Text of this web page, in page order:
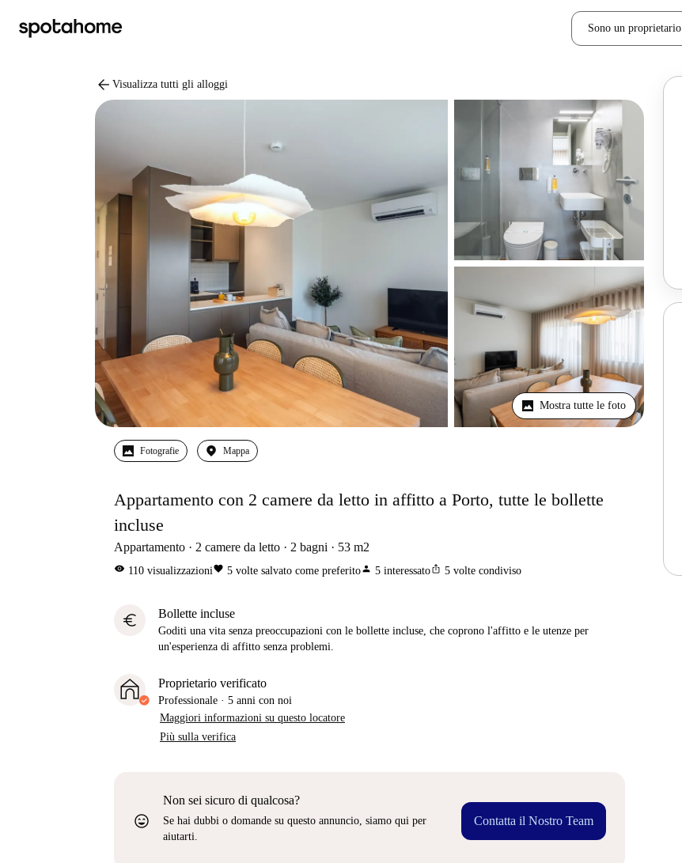
Sono un proprietario
arrow_back Visualizza tutti gli alloggi
Mostra tutte le foto
Fotografie Mappa
Appartamento con 2 camere da letto in affitto a Porto, tutte le bollette
incluse
Appartamento 2 camere da letto 2 bagni 53 m2
visibility 110 visualizzazionifavorite 5 volte salvato come preferitoperson 5 interessatoios_share 5 volte condiviso
euro Bollette incluse
Goditi una vita senza preoccupazioni con le bollette incluse, che coprono l'affitto e le utenze per
un'esperienza di affitto senza problemi.
Proprietario verificato
Professionale · 5 anni con noi
Maggiori informazioni su questo locatore
Più sulla verifica
sentiment_very_satisfied
Non sei sicuro di qualcosa?
Se hai dubbi o domande su questo annuncio, siamo qui per
aiutarti.
Contatta il Nostro Team